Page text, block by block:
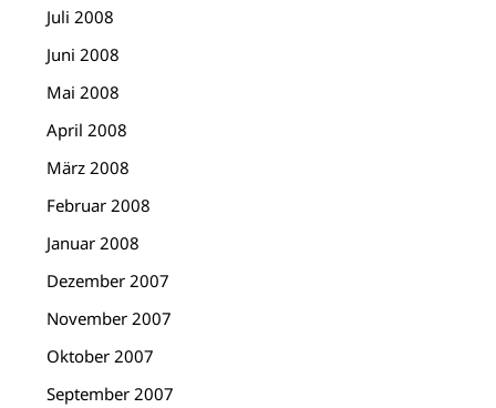
Juli 2008
Juni 2008
Mai 2008
April 2008
März 2008
Februar 2008
Januar 2008
Dezember 2007
November 2007
Oktober 2007
September 2007